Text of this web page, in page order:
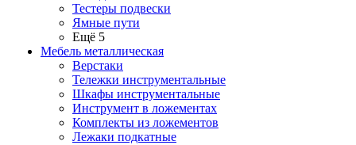
Тестеры подвески
Ямные пути
Ещё 5
Мебель металлическая
Верстаки
Тележки инструментальные
Шкафы инструментальные
Инструмент в ложементах
Комплекты из ложементов
Лежаки подкатные